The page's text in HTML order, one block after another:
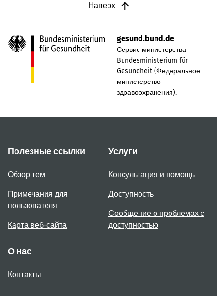
Наверх
gesund.bund.de
Сервис министерства
Bundesministerium für
Gesundheit (Федеральное
министерство
здравоохранения).
Полезные ссылки
Обзор тем
Примечания для
пользователя
Карта веб-сайта
Услуги
Консультация и помощь
Доступность
Сообщение о проблемах с
доступностью
О нас
Контакты